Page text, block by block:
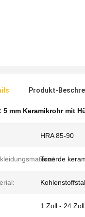
Produkt-
5 mm Keramikrohr mit
HRA 85-90
Tonerde
1 Zoll - 24 Zoll